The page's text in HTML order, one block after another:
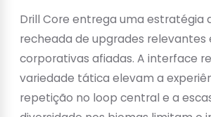
Drill Core entrega uma estratégia
recheada de upgrades relevantes
corporativas afiadas. A interface
variedade tática elevam a
repetição no loop central e a